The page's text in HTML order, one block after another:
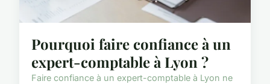
Pourquoi faire confiance à un
expert-comptable à Lyon ?
Faire confiance à un expert-comptable à Lyon ne